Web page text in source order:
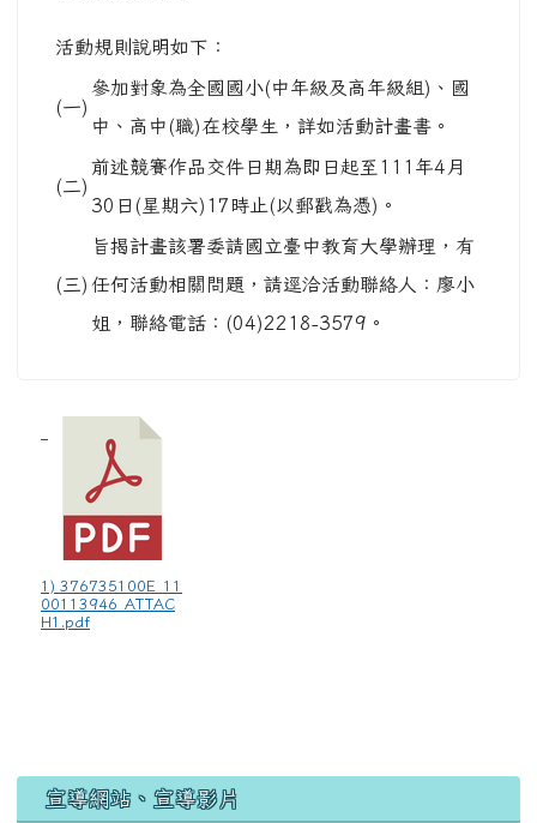
活動規則說明如下：
(一)
參加對象為全國國小(中年級及高年級組)、國
中、高中(職)在校學生，詳如活動計畫書。
(二)
前述競賽作品交件日期為即日起至111年4月
30日(星期六)17時止(以郵戳為憑)。
(三)
旨揭計畫該署委請國立臺中教育大學辦理，有
任何活動相關問題，請逕洽活動聯絡人：廖小
姐，聯絡電話：(04)2218-3579。
1) 376735100E_11
00113946_ATTAC
H1.pdf
宣導網站、宣導影片